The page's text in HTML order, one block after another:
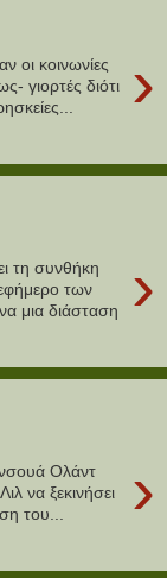
›
οι κοινωνίες
γιορτές διότι
›
τη συνθήκη
των
μια διάσταση
›
Ολάντ
να ξεκινήσει
του...